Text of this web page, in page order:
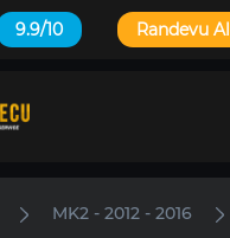
9.9/10 Randevu Al
MK2 - 2012 - 2016